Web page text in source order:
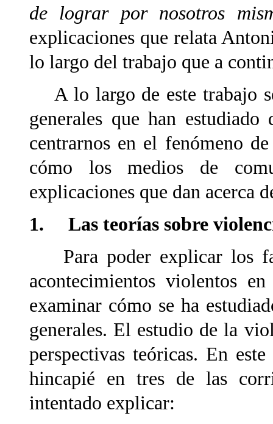
de lograr por nosotros
explicaciones que relata
lo largo del trabajo que a
A lo largo de este trabajo
generales que han
centrarnos en el fenómeno
cómo los medios de
explicaciones que dan acerca
1. Las teorías sobre
Para poder explicar los
acontecimientos violentos
examinar cómo se ha
generales. El estudio de la
perspectivas teóricas. En
hincapié en tres de las
intentado explicar: